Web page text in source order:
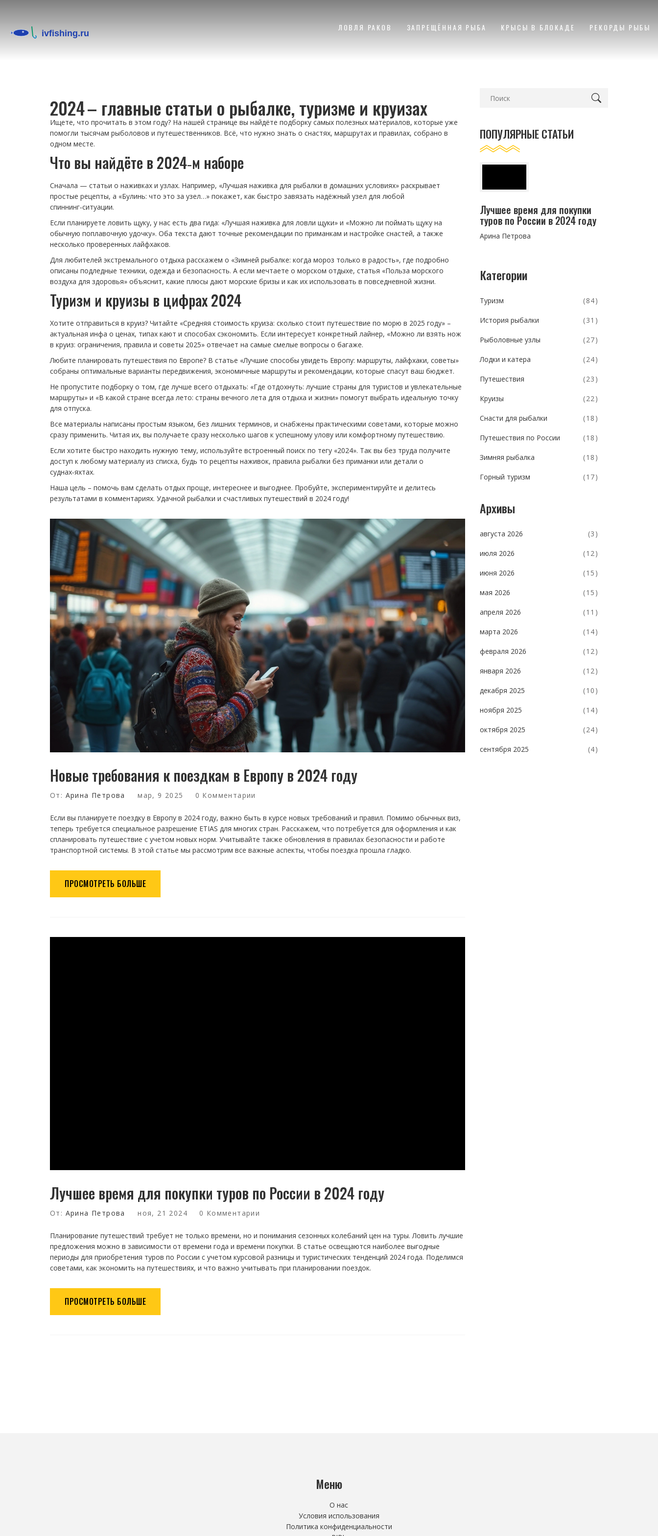
ЛОВЛЯ РАКОВ ЗАПРЕЩЁННАЯ РЫБА КРЫСЫ В БЛОКАДЕ РЕКОРДЫ РЫБЫ
2024 – главные статьи о рыбалке, туризме и круизах
Ищете, что прочитать в этом году? На нашей странице вы найдёте подборку самых полезных материалов, которые уже
помогли тысячам рыболовов и путешественников. Всё, что нужно знать о снастях, маршрутах и правилах, собрано в
одном месте.
Что вы найдёте в 2024‑м наборе
Сначала — статьи о наживках и узлах. Например, «Лучшая наживка для рыбалки в домашних условиях» раскрывает
простые рецепты, а «Булинь: что это за узел…» покажет, как быстро завязать надёжный узел для любой
спиннинг‑ситуации.
Если планируете ловить щуку, у нас есть два гида: «Лучшая наживка для ловли щуки» и «Можно ли поймать щуку на
обычную поплавочную удочку». Оба текста дают точные рекомендации по приманкам и настройке снастей, а также
несколько проверенных лайфхаков.
Для любителей экстремального отдыха расскажем о «Зимней рыбалке: когда мороз только в радость», где подробно
описаны подледные техники, одежда и безопасность. А если мечтаете о морском отдыхе, статья «Польза морского
воздуха для здоровья» объяснит, какие плюсы дают морские бризы и как их использовать в повседневной жизни.
Туризм и круизы в цифрах 2024
Хотите отправиться в круиз? Читайте «Средняя стоимость круиза: сколько стоит путешествие по морю в 2025 году» –
актуальная инфа о ценах, типах кают и способах сэкономить. Если интересует конкретный лайнер, «Можно ли взять нож
в круиз: ограничения, правила и советы 2025» отвечает на самые смелые вопросы о багаже.
Любите планировать путешествия по Европе? В статье «Лучшие способы увидеть Европу: маршруты, лайфхаки, советы»
собраны оптимальные варианты передвижения, экономичные маршруты и рекомендации, которые спасут ваш бюджет.
Не пропустите подборку о том, где лучше всего отдыхать: «Где отдохнуть: лучшие страны для туристов и увлекательные
маршруты» и «В какой стране всегда лето: страны вечного лета для отдыха и жизни» помогут выбрать идеальную точку
для отпуска.
Все материалы написаны простым языком, без лишних терминов, и снабжены практическими советами, которые можно
сразу применить. Читая их, вы получаете сразу несколько шагов к успешному улову или комфортному путешествию.
Если хотите быстро находить нужную тему, используйте встроенный поиск по тегу «2024». Так вы без труда получите
доступ к любому материалу из списка, будь то рецепты наживок, правила рыбалки без приманки или детали о
суднах‑яхтах.
Наша цель – помочь вам сделать отдых проще, интереснее и выгоднее. Пробуйте, экспериментируйте и делитесь
результатами в комментариях. Удачной рыбалки и счастливых путешествий в 2024 году!
Новые требования к поездкам в Европу в 2024 году
От: Арина Петрова мар, 9 2025 0 Комментарии
Если вы планируете поездку в Европу в 2024 году, важно быть в курсе новых требований и правил. Помимо обычных виз,
теперь требуется специальное разрешение ETIAS для многих стран. Расскажем, что потребуется для оформления и как
спланировать путешествие с учетом новых норм. Учитывайте также обновления в правилах безопасности и работе
транспортной системы. В этой статье мы рассмотрим все важные аспекты, чтобы поездка прошла гладко.
ПРОСМОТРЕТЬ БОЛЬШЕ
Лучшее время для покупки туров по России в 2024 году
От: Арина Петрова ноя, 21 2024 0 Комментарии
Планирование путешествий требует не только времени, но и понимания сезонных колебаний цен на туры. Ловить лучшие
предложения можно в зависимости от времени года и времени покупки. В статье освещаются наиболее выгодные
периоды для приобретения туров по России с учетом курсовой разницы и туристических тенденций 2024 года. Поделимся
советами, как экономить на путешествиях, и что важно учитывать при планировании поездок.
ПРОСМОТРЕТЬ БОЛЬШЕ
ПОПУЛЯРНЫЕ СТАТЬИ
Лучшее время для покупки
туров по России в 2024 году
Арина Петрова
Категории
Туризм (84)
История рыбалки (31)
Рыболовные узлы (27)
Лодки и катера (24)
Путешествия (23)
Круизы (22)
Снасти для рыбалки (18)
Путешествия по России (18)
Зимняя рыбалка (18)
Горный туризм (17)
Архивы
августа 2026 (3)
июля 2026 (12)
июня 2026 (15)
мая 2026 (15)
апреля 2026 (11)
марта 2026 (14)
февраля 2026 (12)
января 2026 (12)
декабря 2025 (10)
ноября 2025 (14)
октября 2025 (24)
сентября 2025 (4)
Меню
О нас
Условия использования
Политика конфиденциальности